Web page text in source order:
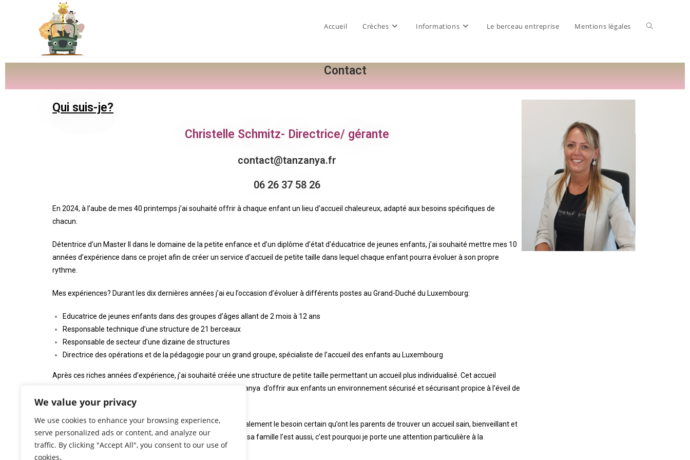
We value your privacy
We use cookies to enhance your browsing experience,
serve personalized ads or content, and analyze our
traffic. By clicking "Accept All", you consent to our use of
cookies.
Accueil Crèches Informations Le berceau entreprise Mentions légales
Contact
Qui suis-je?
Christelle Schmitz- Directrice/ gérante
contact@tanzanya.fr
06 26 37 58 26
En 2024, à l’aube de mes 40 printemps j’ai souhaité offrir à chaque enfant un lieu d’accueil chaleureux, adapté aux besoins spécifiques de
chacun.
Détentrice d’un Master II dans le domaine de la petite enfance et d’un diplôme d’état d’éducatrice de jeunes enfants, j’ai souhaité mettre mes 10
années d’expérience dans ce projet afin de créer un service d’accueil de petite taille dans lequel chaque enfant pourra évoluer à son propre
rythme.
Mes expériences? Durant les dix dernières années j’ai eu l’occasion d’évoluer à différents postes au Grand-Duché du Luxembourg:
Educatrice de jeunes enfants dans des groupes d’âges allant de 2 mois à 12 ans
Responsable technique d’une structure de 21 berceaux
Responsable de secteur d’une dizaine de structures
Directrice des opérations et de la pédagogie pour un grand groupe, spécialiste de l’accueil des enfants au Luxembourg
Après ces riches années d’expérience, j’ai souhaité créée une structure de petite taille permettant un accueil plus individualisé. Cet accueil
restreint et plus « intimiste » permet à la micro-crèche Tanzanya d’offrir aux enfants un environnement sécurisé et sécurisant propice à l’éveil de
chacun.
Etant moi-même maman d’une petite fille, je comprends également le besoin certain qu’ont les parents de trouver un accueil sain, bienveillant et
sûr pour leur enfant. Un enfant se sent bien accueilli lorsque sa famille l’est aussi, c’est pourquoi je porte une attention particulière à la
communication avec les familles.